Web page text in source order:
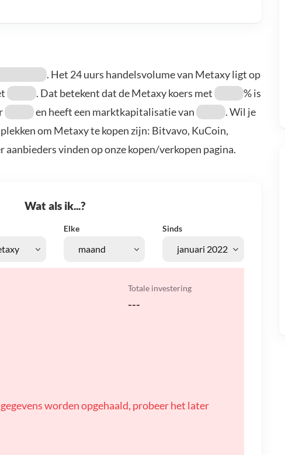
. Het 24 uurs handelsvolume van Metaxy ligt op
. Dat betekent dat de Metaxy koers met
% is
en heeft een marktkapitalisatie van
. Wil je
om Metaxy te kopen zijn: Bitvavo, KuCoin,
aanbieders vinden op onze kopen/verkopen pagina.
Wat als ik...?
Elke Sinds
Totale investering
---
worden opgehaald, probeer het later